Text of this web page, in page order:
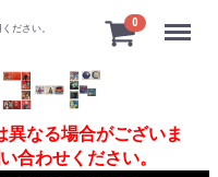
ださい。
0 Menu
異なる場合がございま
合わせください。